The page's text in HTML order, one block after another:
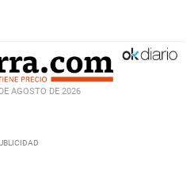
AGOSTO DE 2026